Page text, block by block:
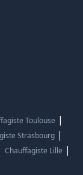
Toulouse |
Strasbourg|
Chauffagiste Lille |